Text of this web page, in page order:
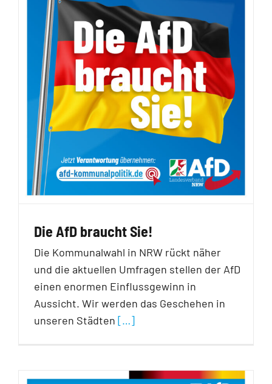
Die AfD braucht Sie!
Die Kommunalwahl in NRW rückt näher
und die aktuellen Umfragen stellen der AfD
einen enormen Einflussgewinn in
Aussicht. Wir werden das Geschehen in
unseren Städten […]